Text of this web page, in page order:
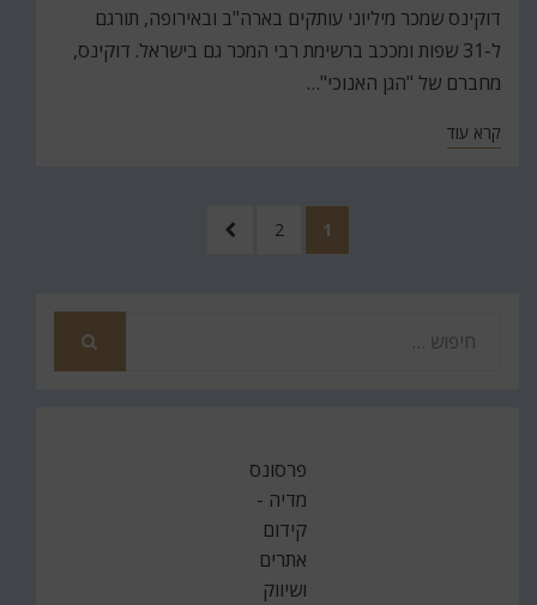
דוקינס שמכר מיליוני עותקים בארה"ב ובאירופה, תורגם
ל-31 שפות ומככב ברשימת רבי המכר גם בישראל. דוקינס,
מחברם של "הגן האנוכי"…
קרא עוד
עמוד
1 עמוד
2
לעמוד
פרסונס
מדיה -
קידום
אתרים
ושיווק